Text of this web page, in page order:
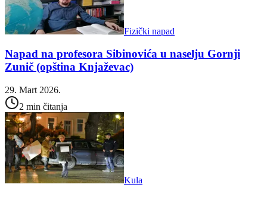
Fizički napad
Napad na profesora Sibinovića u naselju Gornji
Zunič (opština Knjaževac)
29. Mart 2026.
2 min čitanja
Kula